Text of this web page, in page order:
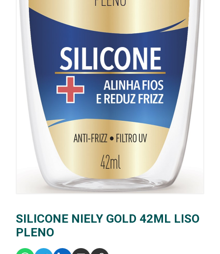
SILICONE NIELY GOLD 42ML LISO
PLENO